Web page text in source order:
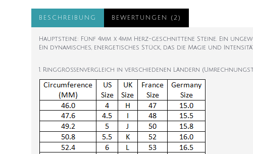
BESCHREIBUNG BEWERTUNGEN (2)
Hauptsteine: Fünf 4mm x 4mm Herz-geschnittene Steine. Ein
Ein dynamisches, energetisches Stück, das die Magie und
1. Ringgrößenvergleich in verschiedenen Ländern